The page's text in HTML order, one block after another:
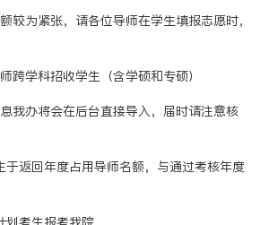
较为紧张，请各位导师在学生填报志愿时，
跨学科招收学生（含学硕和专硕）
我办将会在后台直接导入，届时请注意核
返回年度占用导师名额，与通过考核年度